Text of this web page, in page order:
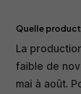
Quelle
La
faible de
mai à août.